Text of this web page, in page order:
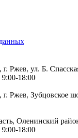
Ржев, ул. Б.
18:00
Ржев, Зубцовское
Оленинский
18:00